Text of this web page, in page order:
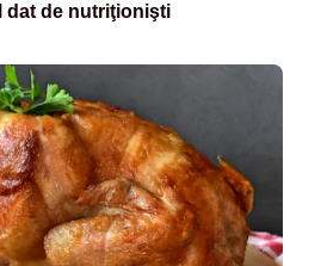
dat de nutriţionişti